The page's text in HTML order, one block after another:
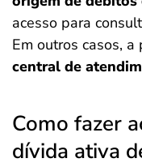
acesso para
Em outros casos,
central de
Como fazer
dívida ativa